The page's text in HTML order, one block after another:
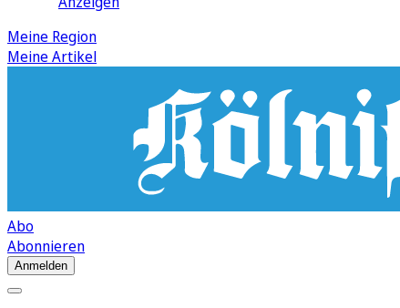
Meine Region
Meine Artikel
Abo
Abonnieren
Anmelden